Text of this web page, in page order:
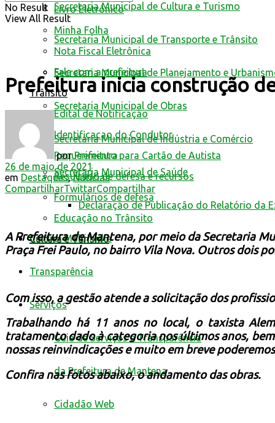
Livro Eletrônico
Minha Folha
Nota Fiscal Eletrônica
Fale com a prefeitura
Trânsito
Edital de Notificação
Identificacao do Condutor
Requerimento para Cartão de Autista
Resultado de defesa e recursos
Formulários de defesa
Educação no Trânsito
Cultura e Turismo
Secretaria Municipal de Cultura e Turismo
Secretaria Municipal de Transporte e Trânsito
Secretaria Municipal de Planejamento e
Secretaria Municipal de Obras
Secretaria Municipal de Indústria e Comércio
Secretaria Municipal de Saúde
Declaração de Publicação do Relatório da
Central Multimídia
Transparência
Serviços
Guia de Serviços e Transparência
da Prefeitura de Mantena
Cidadão Web
No Result
View All Result
Prefeitura inicia construção
por Prefeitura
26 de maio de 2021
em Destaques,Notícias
CompartilharTwittarCompartilhar
A Prefeitura de Mantena, por meio da Secretaria
Praça Frei Paulo, no bairro Vila Nova. Outros dois
Com isso, a gestão atende a solicitação dos
Trabalhando há 11 anos no local, o taxista
tratamento dado à categoria nos últimos anos,
nossas reinvindicações e muito em breve
Confira nas fotos abaixo, o andamento das obras.